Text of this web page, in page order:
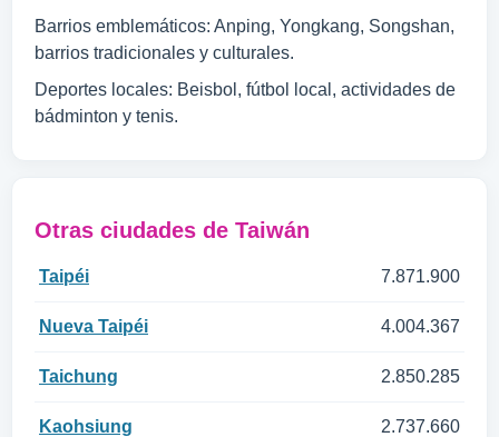
Barrios emblemáticos: Anping, Yongkang, Songshan,
barrios tradicionales y culturales.
Deportes locales: Beisbol, fútbol local, actividades de
bádminton y tenis.
Otras ciudades de Taiwán
Taipéi 7.871.900
Nueva Taipéi 4.004.367
Taichung 2.850.285
Kaohsiung 2.737.660